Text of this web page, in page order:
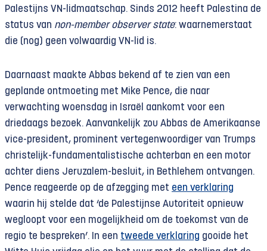
Palestijns VN-lidmaatschap. Sinds 2012 heeft Palestina de
status van non-member observer state: waarnemerstaat
die (nog) geen volwaardig VN-lid is.
Daarnaast maakte Abbas bekend af te zien van een
geplande ontmoeting met Mike Pence, die naar
verwachting woensdag in Israël aankomt voor een
driedaags bezoek. Aanvankelijk zou Abbas de Amerikaanse
vice-president, prominent vertegenwoordiger van Trumps
christelijk-fundamentalistische achterban en een motor
achter diens Jeruzalem-besluit, in Bethlehem ontvangen.
Pence reageerde op de afzegging met een verklaring
waarin hij stelde dat ‘de Palestijnse Autoriteit opnieuw
wegloopt voor een mogelijkheid om de toekomst van de
regio te bespreken’. In een tweede verklaring gooide het